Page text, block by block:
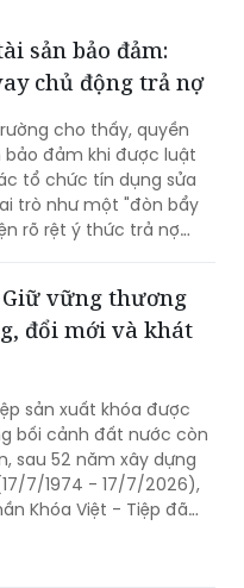
sản bảo đảm:
chủ động trả nợ
cho thấy, quyền
bảo đảm khi được luật
tổ chức tín dụng sửa
trò như một "đòn bẩy
rõ rệt ý thức trả nợ
Giữ vững thương
đổi mới và khát
sản xuất khóa được
bối cảnh đất nước còn
sau 52 năm xây dựng
7/1974 - 17/7/2026),
Khóa Việt - Tiệp đã